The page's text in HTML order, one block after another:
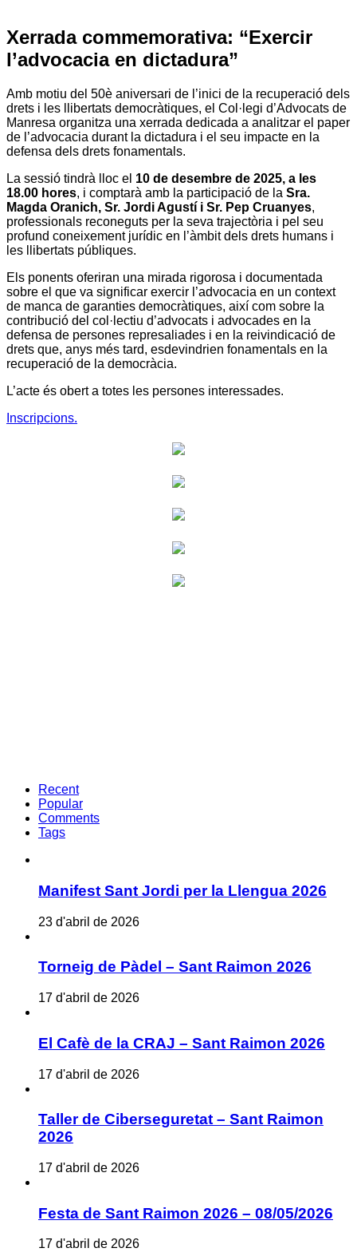
Xerrada commemorativa: “Exercir
l’advocacia en dictadura”
Amb motiu del 50è aniversari de l’inici de la recuperació dels
drets i les llibertats democràtiques, el Col·legi d’Advocats de
Manresa organitza una xerrada dedicada a analitzar el paper
de l’advocacia durant la dictadura i el seu impacte en la
defensa dels drets fonamentals.
La sessió tindrà lloc el 10 de desembre de 2025, a les
18.00 hores, i comptarà amb la participació de la Sra.
Magda Oranich, Sr. Jordi Agustí i Sr. Pep Cruanyes,
professionals reconeguts per la seva trajectòria i pel seu
profund coneixement jurídic en l’àmbit dels drets humans i
les llibertats públiques.
Els ponents oferiran una mirada rigorosa i documentada
sobre el que va significar exercir l’advocacia en un context
de manca de garanties democràtiques, així com sobre la
contribució del col·lectiu d’advocats i advocades en la
defensa de persones represaliades i en la reivindicació de
drets que, anys més tard, esdevindrien fonamentals en la
recuperació de la democràcia.
L’acte és obert a totes les persones interessades.
Inscripcions.
Recent
Popular
Comments
Tags
Manifest Sant Jordi per la Llengua 2026
23 d'abril de 2026
Torneig de Pàdel – Sant Raimon 2026
17 d'abril de 2026
El Cafè de la CRAJ – Sant Raimon 2026
17 d'abril de 2026
Taller de Ciberseguretat – Sant Raimon
2026
17 d'abril de 2026
Festa de Sant Raimon 2026 – 08/05/2026
17 d'abril de 2026